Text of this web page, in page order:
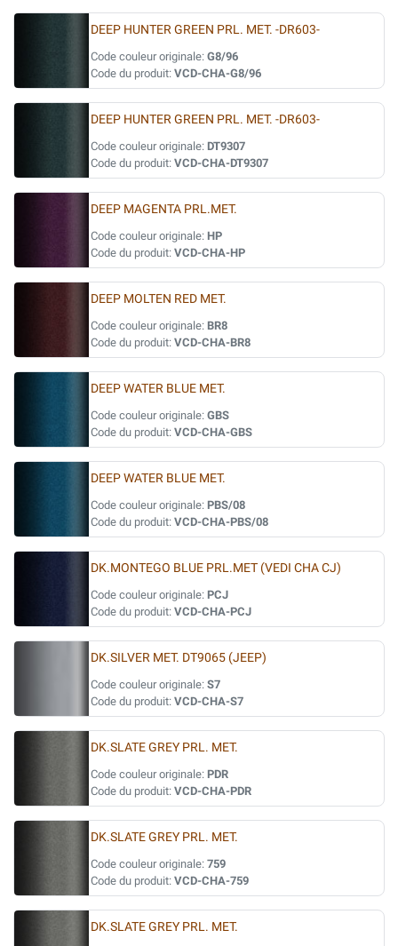
DEEP HUNTER GREEN PRL. MET. -DR603-
Code couleur originale: G8/96
Code du produit: VCD-CHA-G8/96
DEEP HUNTER GREEN PRL. MET. -DR603-
Code couleur originale: DT9307
Code du produit: VCD-CHA-DT9307
DEEP MAGENTA PRL.MET.
Code couleur originale: HP
Code du produit: VCD-CHA-HP
DEEP MOLTEN RED MET.
Code couleur originale: BR8
Code du produit: VCD-CHA-BR8
DEEP WATER BLUE MET.
Code couleur originale: GBS
Code du produit: VCD-CHA-GBS
DEEP WATER BLUE MET.
Code couleur originale: PBS/08
Code du produit: VCD-CHA-PBS/08
DK.MONTEGO BLUE PRL.MET (VEDI CHA CJ)
Code couleur originale: PCJ
Code du produit: VCD-CHA-PCJ
DK.SILVER MET. DT9065 (JEEP)
Code couleur originale: S7
Code du produit: VCD-CHA-S7
DK.SLATE GREY PRL. MET.
Code couleur originale: PDR
Code du produit: VCD-CHA-PDR
DK.SLATE GREY PRL. MET.
Code couleur originale: 759
Code du produit: VCD-CHA-759
DK.SLATE GREY PRL. MET.